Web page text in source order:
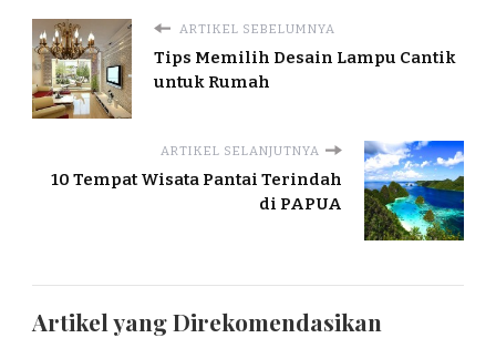
ARTIKEL SEBELUMNYA
Tips Memilih Desain Lampu Cantik
untuk Rumah
ARTIKEL SELANJUTNYA
10 Tempat Wisata Pantai Terindah
di PAPUA
Artikel yang Direkomendasikan